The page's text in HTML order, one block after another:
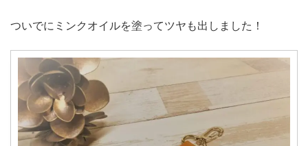
ついでにミンクオイルを塗ってツヤも出しました！